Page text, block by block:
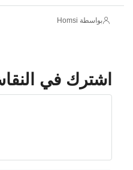
بواسطة Homsi
اشترك في